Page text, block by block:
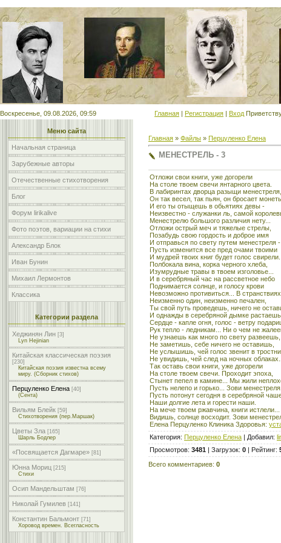
Воскресенье, 09.08.2026, 09:59 Главная | Регистрация | Вход
Меню сайта
Начальная страница
Зарубежные авторы
Отечественные стихотворения
Блог
Форум lirikalive
Фото поэтов, вариации на стихи
Александр Блок
Иван Бунин
Михаил Лермонтов
Классика
Категории раздела
Хеджинян Лин [3]
Lyn Hejinian
Китайская классическая поэзия
[230]
Китайская поэзия известна всему
миру. (Сборник стихов)
Перцуленко Елена [40]
(Сента)
Вильям Блейк [59]
Стихотворения (пер.Маршак)
Цветы Зла [165]
Шарль Бодлер
«Посвящается Дагмаре» [81]
Юнна Мориц [215]
Стихи
Осип Мандельштам [76]
Николай Гумилев [141]
Константин Бальмонт [71]
Хоровод времен. Всегласность
Главная » Файлы » Перцуленко Елена
МЕНЕСТРЕЛЬ - 3
Отложи свои книги, уже догорели
На столе твоем свечи янтарного цвета.
В лабиринтах дворца разыщи менестреля,
Он так весел, так пьян, он бросает
И его ты отыщешь в обьятиях девы -
Неизвестно - служанки ль, самой
Менестрелю большого различия нету...
Отложи острый меч и тяжелые стрелы,
Позабудь свою гордость и доброе имя
И отправься по свету путем менестреля -
Пусть изменится все пред очами твоими
И мудрей твоих книг будет голос свирели.
Полбокала вина, корка черного хлеба,
Изумрудные травы в твоем изголовье...
И в серебряный час на рассветное небо
Поднимается солнце, и голосу крови
Невозможно противиться... В
Неизменно один, неизменно печален,
Ты свой путь проведешь, ничего не
И однажды в серебряной дымке растаешь.
Сердце - капле огня, голос - ветру
Рук тепло - ледникам... Ни о чем не
Не узнаешь как много по свету развеешь,
Не заметишь, себе ничего не оставишь,
Не услышишь, чей голос звенит в
Не увидишь, чей след на ночных облаках...
Так оставь свои книги, уже догорели
На столе твоем свечи. Проходит эпоха,
Стынет пепел в камине... Мы жили
Пусть нелепо и горько... Зови менестреля.
Пусть потонут сегодня в серебряной
Наши долгие лета и горести наши.
На мече твоем ржавчина, книги истлели...
Видишь, солнце восходит. Зови
Елена Перцуленко Клиника Здоровья:
Категория: Перцуленко Елена | Добавил:
Просмотров: 3481 | Загрузок: 0 | Рейтинг:
Всего комментариев: 0